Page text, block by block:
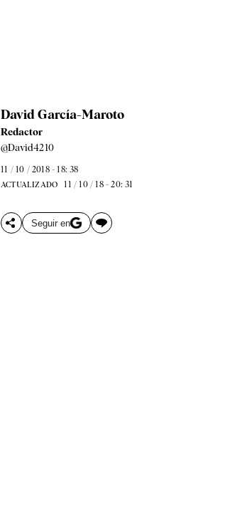
David García-Maroto
Redactor
@David4210
11 / 10 / 2018 - 18: 38
ACTUALIZADO 11 / 10 / 18 - 20: 31
Seguir en